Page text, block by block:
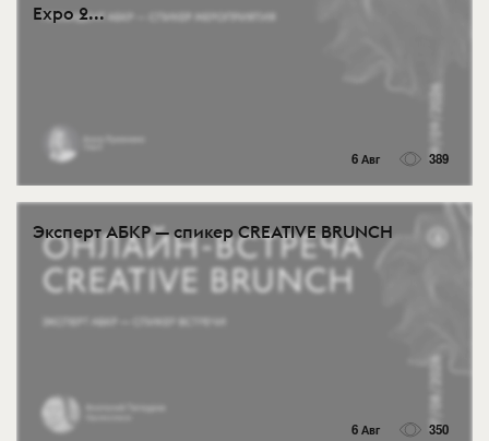
Expo 2...
6 Авг 389
Эксперт АБКР — спикер CREATIVE BRUNCH
6 Авг 350